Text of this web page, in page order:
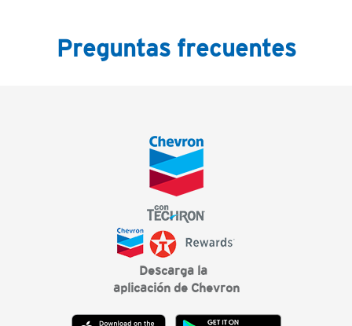
Preguntas frecuentes
Descarga la
aplicación de Chevron